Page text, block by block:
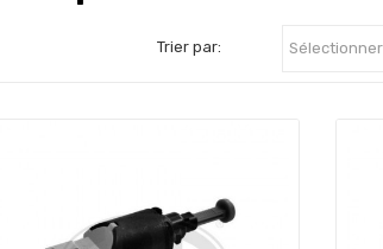
Trier par: Sélectionner